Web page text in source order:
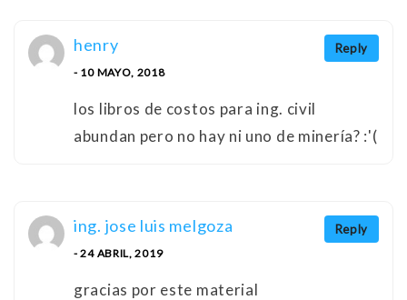
Reply
henry
- 10 MAYO, 2018
los libros de costos para ing. civil
abundan pero no hay ni uno de minería? :'(
Reply
ing. jose luis melgoza
- 24 ABRIL, 2019
gracias por este material